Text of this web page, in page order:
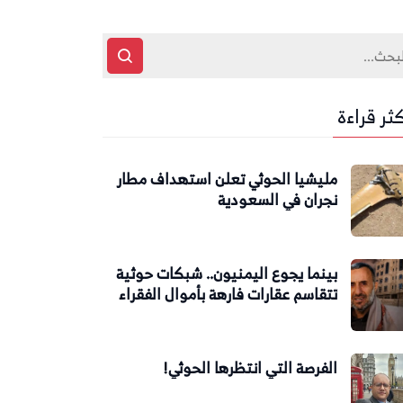
قراءة
مليشيا الحوثي تعلن استهداف مطار
نجران في السعودية
بينما يجوع اليمنيون.. شبكات حوثية
تتقاسم عقارات فارهة بأموال الفقراء
الفرصة التي انتظرها الحوثي!